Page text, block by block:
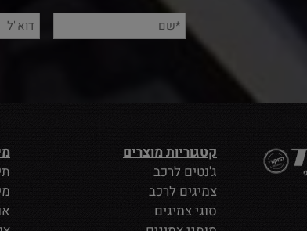
קטגוריות מוצרים
ג'נטים לרכב
צמיגים לרכב
סוגי צמיגים